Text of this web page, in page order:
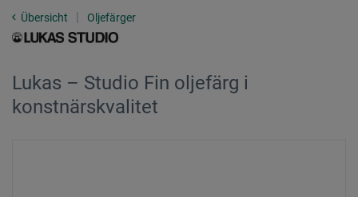
Übersicht Oljefärger
Lukas – Studio Fin oljefärg i
konstnärskvalitet